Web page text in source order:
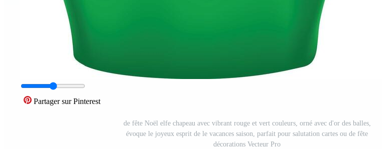
Partager sur Pinterest
de fête Noël elfe chapeau avec vibrant rouge et vert couleurs, orné avec d'or des balles,
évoque le joyeux esprit de le vacances saison, parfait pour salutation cartes ou de fête
décorations Vecteur Pro